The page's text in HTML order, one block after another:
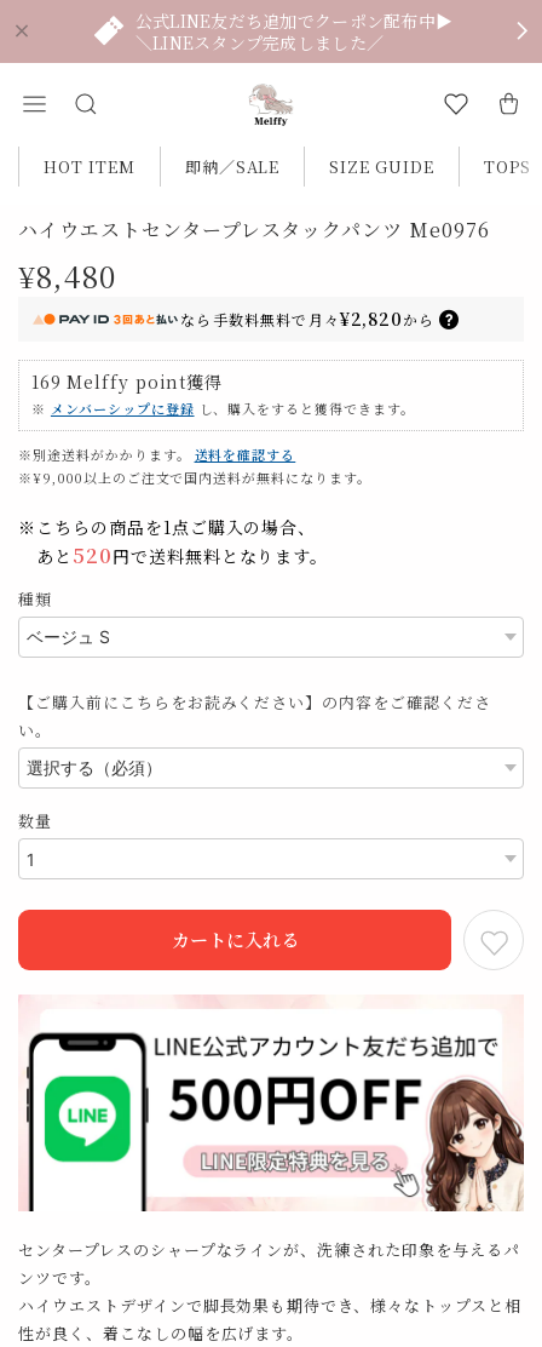
公式LINE友だち追加でクーポン配布中▶
＼LINEスタンプ完成しました／
HOT ITEM 即納／SALE SIZE GUIDE TOPS
ハイウエストセンタープレスタックパンツ Me0976
¥8,480
なら 手数料無料で 月々¥2,820から
169 Melffy point獲得
※ メンバーシップに登録 し、購入をすると獲得できます。
※別途送料がかかります。
送料を確認する
※¥9,000以上のご注文で国内送料が無料になります。
※こちらの商品を1点ご購入の場合、
あと 520円で送料無料となります。
種類
【ご購入前にこちらをお読みください】の内容をご確認くださ
い。
数量
カートに入れる
センタープレスのシャープなラインが、洗練された印象を与えるパ
ンツです。
ハイウエストデザインで脚長効果も期待でき、様々なトップスと相
性が良く、着こなしの幅を広げます。